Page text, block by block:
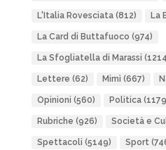
L'Italia Rovesciata(812) La
La Card di Buttafuoco (974)
La Sfogliatella di Marassi
Lettere (62) Mimì (667)
Opinioni (560) Politica
Rubriche (926) Società e
Spettacoli (5149) Sport